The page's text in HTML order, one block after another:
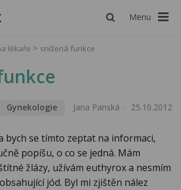
Menu
lékaře snížená funkce
Gynekologie Jana Panská 25.10.2012
bych se tímto zeptat na informaci,
popíšu, o co se jedná. Mám
žlázy, užívám euthyrox a nesmím
jód. Byl mi zjištěn nález